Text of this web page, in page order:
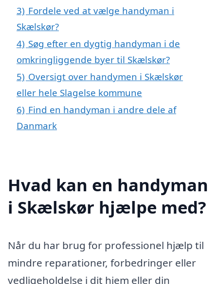
3) Fordele ved at vælge handyman i
Skælskør?
4) Søg efter en dygtig handyman i de
omkringliggende byer til Skælskør?
5) Oversigt over handymen i Skælskør
eller hele Slagelse kommune
6) Find en handyman i andre dele af
Danmark
Hvad kan en handyman
i Skælskør hjælpe med?
Når du har brug for professionel hjælp til
mindre reparationer, forbedringer eller
vedligeholdelse i dit hjem eller din